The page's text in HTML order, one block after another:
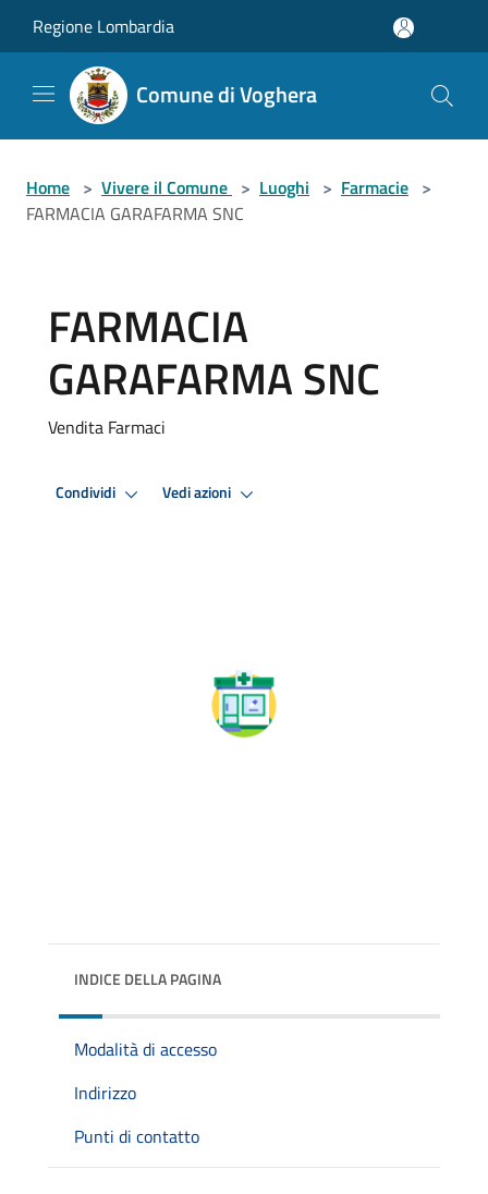
Regione Lombardia
Comune di Voghera
Home > Vivere il Comune > Luoghi > Farmacie >
FARMACIA GARAFARMA SNC
FARMACIA
GARAFARMA SNC
Vendita Farmaci
Condividi Vedi azioni
INDICE DELLA PAGINA
Modalità di accesso
Indirizzo
Punti di contatto